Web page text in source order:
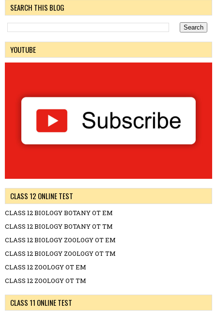
SEARCH THIS BLOG
YOUTUBE
CLASS 12 ONLINE TEST
CLASS 12 BIOLOGY BOTANY OT EM
CLASS 12 BIOLOGY BOTANY OT TM
CLASS 12 BIOLOGY ZOOLOGY OT EM
CLASS 12 BIOLOGY ZOOLOGY OT TM
CLASS 12 ZOOLOGY OT EM
CLASS 12 ZOOLOGY OT TM
CLASS 11 ONLINE TEST